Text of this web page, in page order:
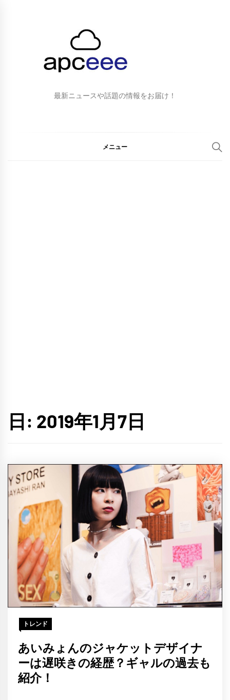
最新ニュースや話題の情報をお届け！
メニュー
日: 2019年1月7日
トレンド
あいみょんのジャケットデザイナ
ーは遅咲きの経歴？ギャルの過去も
紹介！